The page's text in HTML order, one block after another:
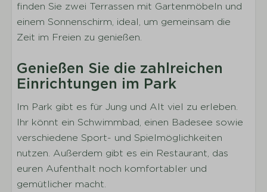
Schlafen
Anzahl der Schlafzimmer: 3
Inklusive Bettwäsche pro gebuchter Person
Sanitäranlagen
Angeschlossenes Badezimmer
Anzahl der Badezimmer: 2
Waschbecken
Dusche
Separate Toilette
finden Sie zwei Terrassen mit Gartenmöbeln und
einem Sonnenschirm, ideal, um gemeinsam die
Zeit im Freien zu genießen.
Genießen Sie die zahlreichen
Einrichtungen im Park
Im Park gibt es für Jung und Alt viel zu erleben.
Ihr könnt ein Schwimmbad, einen Badesee sowie
verschiedene Sport- und Spielmöglichkeiten
nutzen. Außerdem gibt es ein Restaurant, das
euren Aufenthalt noch komfortabler und
gemütlicher macht.